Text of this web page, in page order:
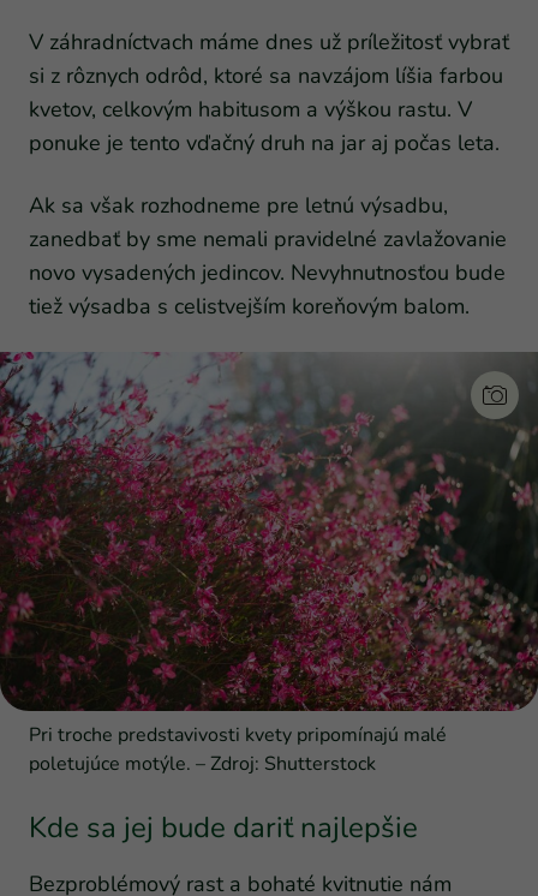
V záhradníctvach máme dnes už príležitosť vybrať
si z rôznych odrôd, ktoré sa navzájom líšia farbou
kvetov, celkovým habitusom a výškou rastu. V
ponuke je tento vďačný druh na jar aj počas leta.
Ak sa však rozhodneme pre letnú výsadbu,
zanedbať by sme nemali pravidelné zavlažovanie
novo vysadených jedincov. Nevyhnutnosťou bude
tiež výsadba s celistvejším koreňovým balom.
Pri troche predstavivosti kvety pripomínajú malé
poletujúce motýle. – Zdroj: Shutterstock
Kde sa jej bude dariť najlepšie
Bezproblémový rast a bohaté kvitnutie nám